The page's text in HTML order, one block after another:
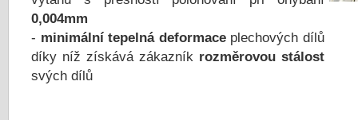
0,004mm
- minimální tepelná deformaceplechových dílů
díky níž získává zákazník rozměrovou stálost
svých dílů